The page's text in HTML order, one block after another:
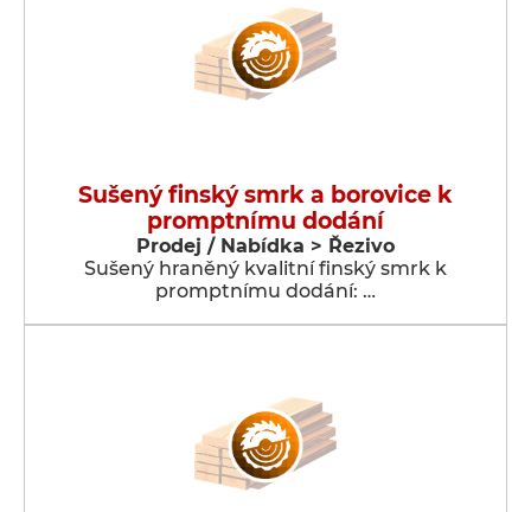
Sušený finský smrk a borovice k
promptnímu dodání
Prodej / Nabídka > Řezivo
Sušený hraněný kvalitní finský smrk k
promptnímu dodání: …